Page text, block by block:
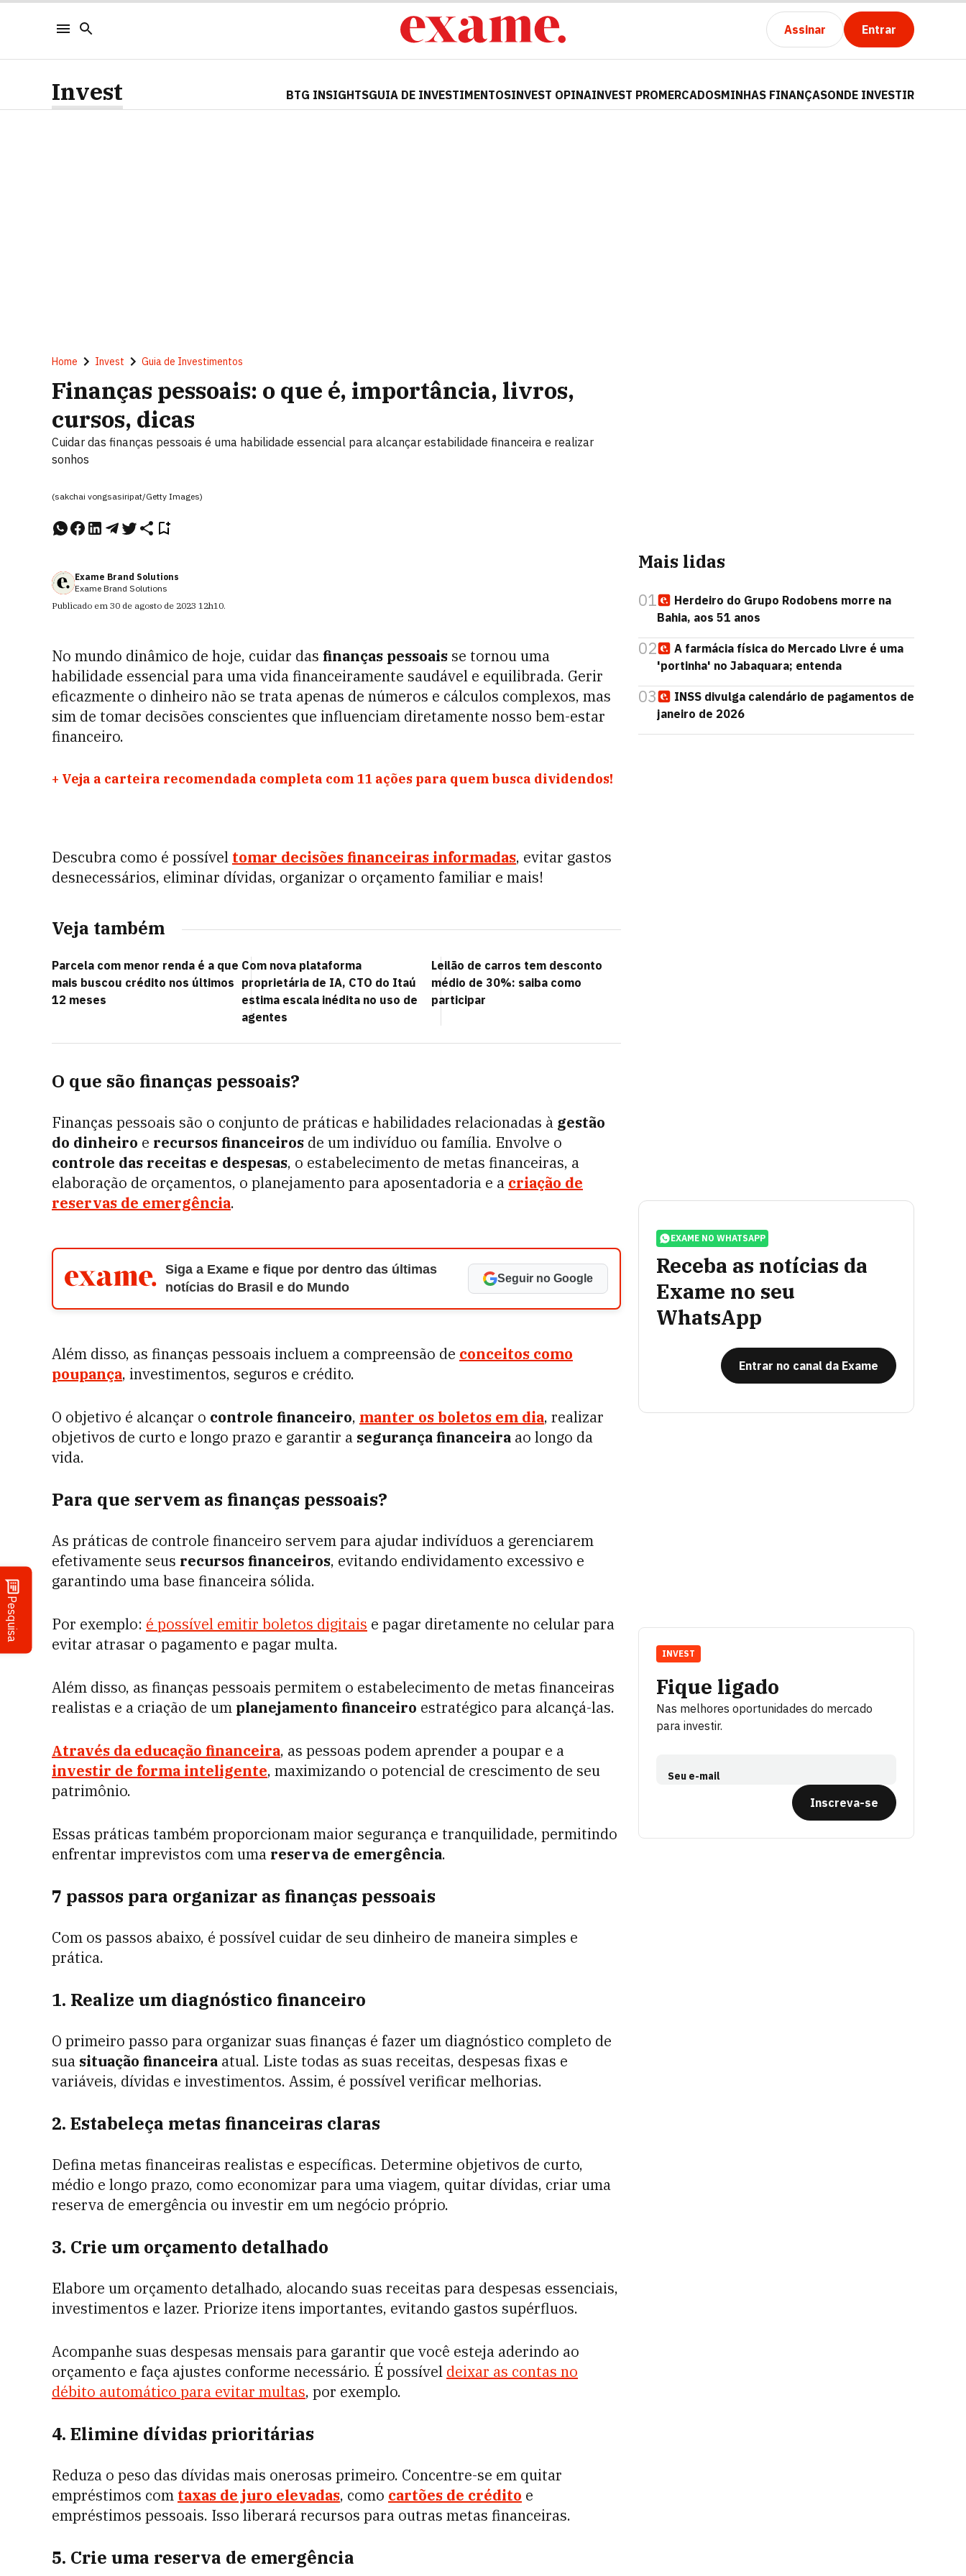
Assinar Entrar
Pesquisa
Invest BTG INSIGHTSGUIA DE INVESTIMENTOSINVEST OPINAINVEST PROMERCADOSMINHAS FINANÇASONDE INVESTIR
Home Invest Guia de Investimentos
Finanças pessoais: o que é, importância, livros,
cursos, dicas
Cuidar das finanças pessoais é uma habilidade essencial para alcançar estabilidade financeira e realizar
sonhos
(sakchai vongsasiripat/Getty Images)
Exame Brand Solutions
Exame Brand Solutions
Publicado em 30 de agosto de 2023 12h10.
No mundo dinâmico de hoje, cuidar das finanças pessoais se tornou uma
habilidade essencial para uma vida financeiramente saudável e equilibrada. Gerir
eficazmente o dinheiro não se trata apenas de números e cálculos complexos, mas
sim de tomar decisões conscientes que influenciam diretamente nosso bem-estar
financeiro.
+ Veja a carteira recomendada completa com 11 ações para quem busca dividendos!
Descubra como é possível tomar decisões financeiras informadas, evitar gastos
desnecessários, eliminar dívidas, organizar o orçamento familiar e mais!
Veja também
Parcela com menor renda é a que
mais buscou crédito nos últimos
12 meses
Com nova plataforma
proprietária de IA, CTO do Itaú
estima escala inédita no uso de
agentes
Leilão de carros tem desconto
médio de 30%: saiba como
participar
O que são finanças pessoais?
Finanças pessoais são o conjunto de práticas e habilidades relacionadas à gestão
do dinheiro e recursos financeiros de um indivíduo ou família. Envolve o
controle das receitas e despesas, o estabelecimento de metas financeiras, a
elaboração de orçamentos, o planejamento para aposentadoria e a criação de
reservas de emergência.
Siga a Exame e fique por dentro das últimas
notícias do Brasil e do Mundo
Seguir no Google
Além disso, as finanças pessoais incluem a compreensão de conceitos como
poupança, investimentos, seguros e crédito.
O objetivo é alcançar o controle financeiro, manter os boletos em dia, realizar
objetivos de curto e longo prazo e garantir a segurança financeira ao longo da
vida.
Para que servem as finanças pessoais?
As práticas de controle financeiro servem para ajudar indivíduos a gerenciarem
efetivamente seus recursos financeiros, evitando endividamento excessivo e
garantindo uma base financeira sólida.
Por exemplo: é possível emitir boletos digitais e pagar diretamente no celular para
evitar atrasar o pagamento e pagar multa.
Além disso, as finanças pessoais permitem o estabelecimento de metas financeiras
realistas e a criação de um planejamento financeiro estratégico para alcançá-las.
Através da educação financeira, as pessoas podem aprender a poupar e a
investir de forma inteligente, maximizando o potencial de crescimento de seu
patrimônio.
Essas práticas também proporcionam maior segurança e tranquilidade, permitindo
enfrentar imprevistos com uma reserva de emergência.
7 passos para organizar as finanças pessoais
Com os passos abaixo, é possível cuidar de seu dinheiro de maneira simples e
prática.
1. Realize um diagnóstico financeiro
O primeiro passo para organizar suas finanças é fazer um diagnóstico completo de
sua situação financeira atual. Liste todas as suas receitas, despesas fixas e
variáveis, dívidas e investimentos. Assim, é possível verificar melhorias.
2. Estabeleça metas financeiras claras
Defina metas financeiras realistas e específicas. Determine objetivos de curto,
médio e longo prazo, como economizar para uma viagem, quitar dívidas, criar uma
reserva de emergência ou investir em um negócio próprio.
3. Crie um orçamento detalhado
Elabore um orçamento detalhado, alocando suas receitas para despesas essenciais,
investimentos e lazer. Priorize itens importantes, evitando gastos supérfluos.
Acompanhe suas despesas mensais para garantir que você esteja aderindo ao
orçamento e faça ajustes conforme necessário. É possível deixar as contas no
débito automático para evitar multas, por exemplo.
4. Elimine dívidas prioritárias
Reduza o peso das dívidas mais onerosas primeiro. Concentre-se em quitar
empréstimos com taxas de juro elevadas, como cartões de crédito e
empréstimos pessoais. Isso liberará recursos para outras metas financeiras.
5. Crie uma reserva de emergência
Mais lidas
01
Herdeiro do Grupo Rodobens morre na
Bahia, aos 51 anos
02
A farmácia física do Mercado Livre é uma
'portinha' no Jabaquara; entenda
03
INSS divulga calendário de pagamentos de
janeiro de 2026
EXAME NO WHATSAPP
Receba as notícias da
Exame no seu
WhatsApp
Entrar no canal da Exame
Fique ligado
Nas melhores oportunidades do mercado
para investir.
Seu e-mail
Inscreva-se
INVEST